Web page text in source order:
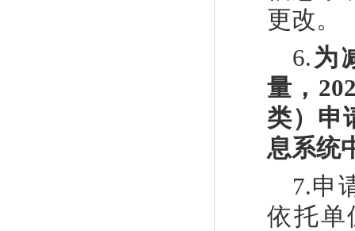
更改。
6. 为
量，
类）申
息系统
7.申
依托单